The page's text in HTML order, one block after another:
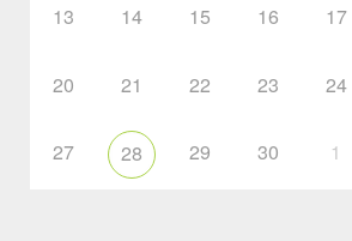
13 14 15 16 17
20 21 22 23 24
27 28 29 30 1